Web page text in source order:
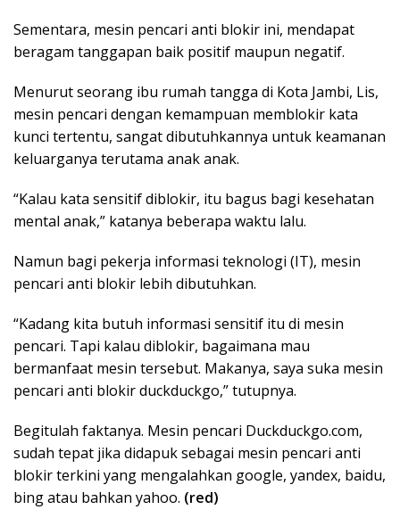
Sementara, mesin pencari anti blokir ini, mendapat
beragam tanggapan baik positif maupun negatif.
Menurut seorang ibu rumah tangga di Kota Jambi, Lis,
mesin pencari dengan kemampuan memblokir kata
kunci tertentu, sangat dibutuhkannya untuk keamanan
keluarganya terutama anak anak.
“Kalau kata sensitif diblokir, itu bagus bagi kesehatan
mental anak,” katanya beberapa waktu lalu.
Namun bagi pekerja informasi teknologi (IT), mesin
pencari anti blokir lebih dibutuhkan.
“Kadang kita butuh informasi sensitif itu di mesin
pencari. Tapi kalau diblokir, bagaimana mau
bermanfaat mesin tersebut. Makanya, saya suka mesin
pencari anti blokir duckduckgo,” tutupnya.
Begitulah faktanya. Mesin pencari Duckduckgo.com,
sudah tepat jika didapuk sebagai mesin pencari anti
blokir terkini yang mengalahkan google, yandex, baidu,
bing atau bahkan yahoo. (red)